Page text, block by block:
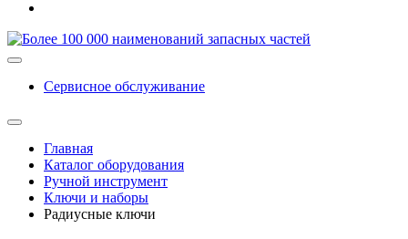
Сервисное обслуживание
Главная
Каталог оборудования
Ручной инструмент
Ключи и наборы
Радиусные ключи